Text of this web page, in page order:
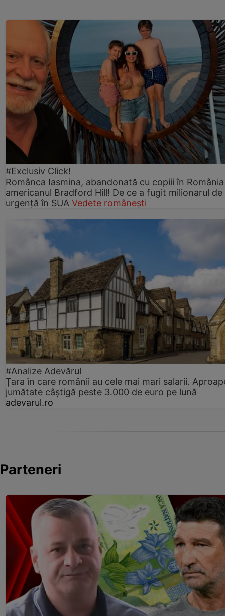
#Exclusiv Click!
Românca Iasmina, abandonată cu copiii în
americanul Bradford Hill! De ce a fugit milionarul de
urgență în SUA Vedete românești
#Analize Adevărul
Țara în care românii au cele mai mari salarii.
jumătate câștigă peste 3.000 de euro pe lună
adevarul.ro
Parteneri